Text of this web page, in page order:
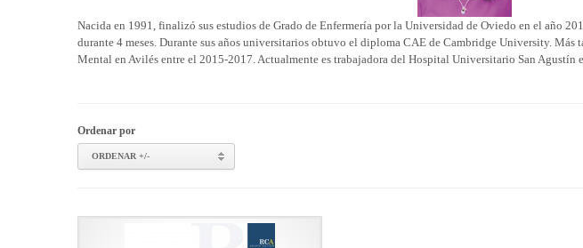
Nacida en 1991, finalizó sus estudios de Grado de Enfermería por la Universidad de Oviedo en el año
durante 4 meses. Durante sus años universitarios obtuvo el diploma CAE de Cambridge University. Más
Mental en Avilés entre el 2015-2017. Actualmente es trabajadora del Hospital Universitario San Agustín
Ordenar por
ORDENAR +/-